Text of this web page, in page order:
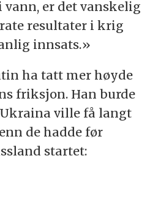
er det vanskelig
resultater i krig
innsats.»
ha tatt mer høyde
friksjon. Han burde
ville få langt
de hadde før
startet: